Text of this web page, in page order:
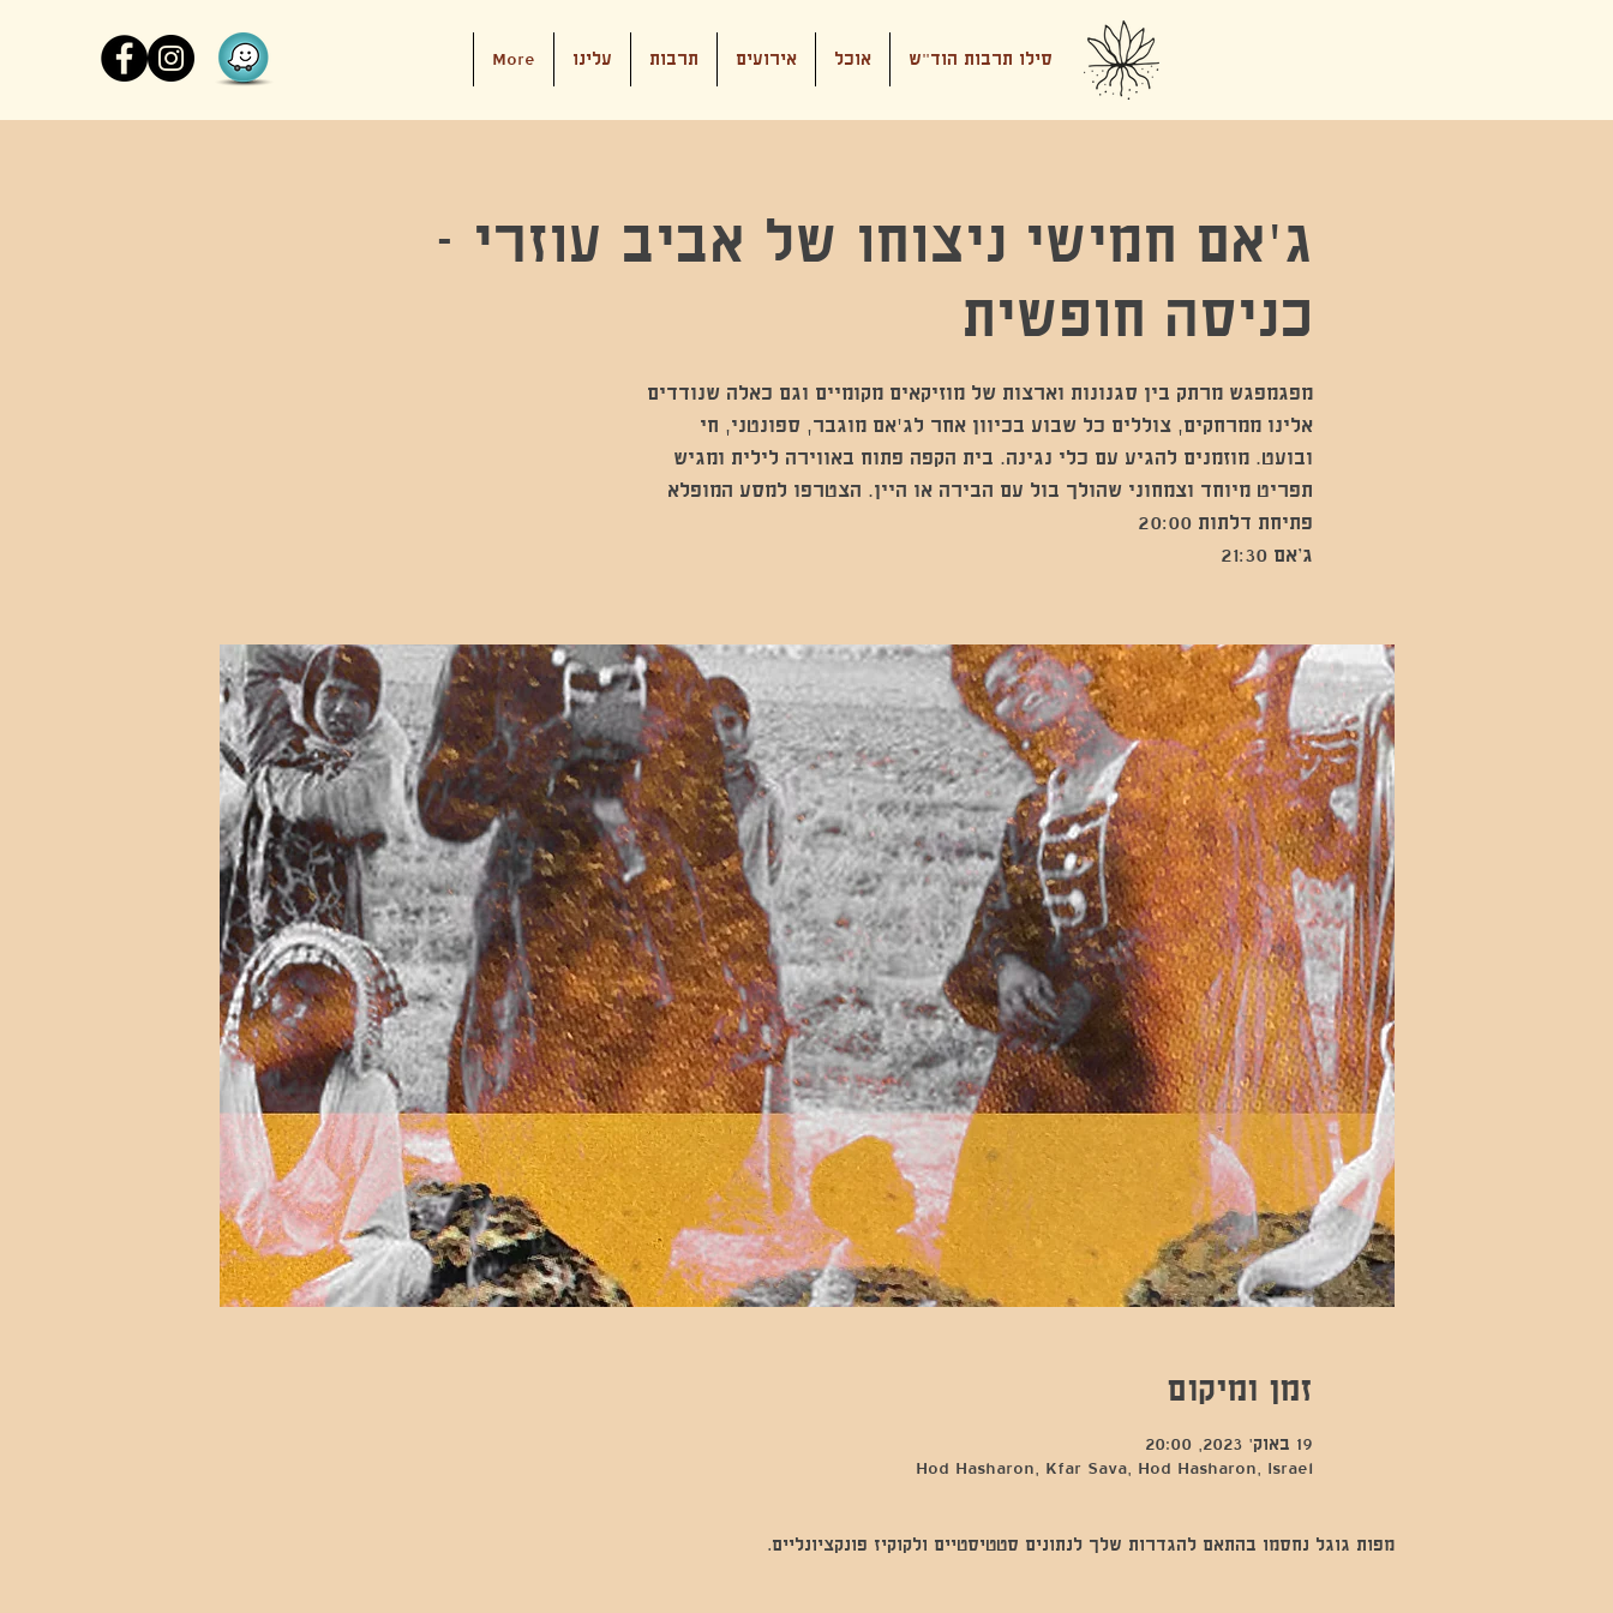
סילו תרבות הוד"ש אוכל אירועים תרבות עלינו More
ג'אם חמישי ניצוחו של אביב עוזרי -
כניסה חופשית
מפגמפגש מרתק בין סגנונות וארצות של מוזיקאים מקומיים וגם כאלה שנודדים
אלינו ממרחקים, צוללים כל שבוע בכיוון אחר לג'אם מוגבר, ספונטני, חי
ובועט. מוזמנים להגיע עם כלי נגינה. בית הקפה פתוח באווירה לילית ומגיש
ג’אם 21:30
זמן ומיקום
19 באוק׳ 2023, 20:00
Hod Hasharon, Kfar Sava, Hod Hasharon, Israel
מפות גוגל נחסמו בהתאם להגדרות שלך לנתונים סטטיסטיים ולקוקיז פונקציונליים.